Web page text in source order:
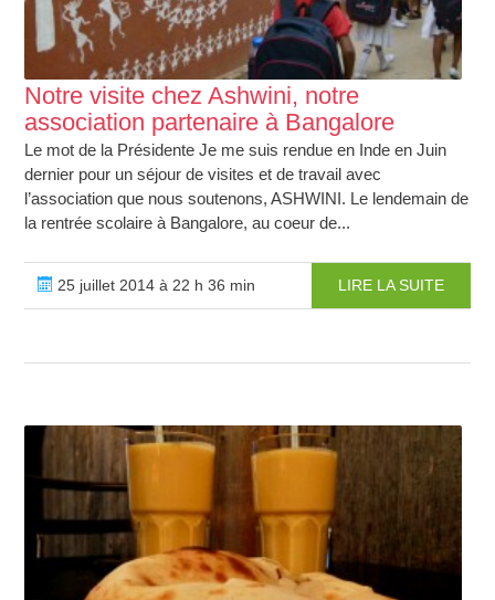
Notre visite chez Ashwini, notre
association partenaire à Bangalore
Le mot de la Présidente Je me suis rendue en Inde en Juin
dernier pour un séjour de visites et de travail avec
l’association que nous soutenons, ASHWINI. Le lendemain de
la rentrée scolaire à Bangalore, au coeur de...
25 juillet 2014 à 22 h 36 min LIRE LA SUITE